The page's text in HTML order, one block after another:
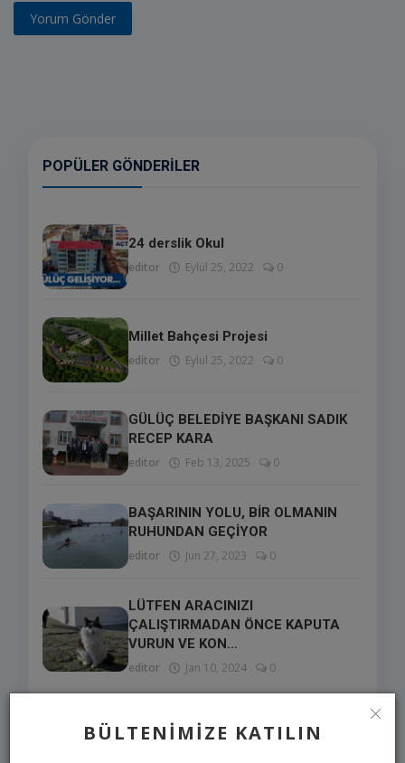
BÜLTENIMIZE KATILIN
Yorum Gönder
POPÜLER GÖNDERILER
24 derslik Okul
editor Eylül 25, 2022 0
Millet Bahçesi Projesi
editor Eylül 25, 2022 0
GÜLÜÇ BELEDİYE BAŞKANI SADIK
RECEP KARA
editor Feb 13, 2025 0
BAŞARININ YOLU, BİR OLMANIN
RUHUNDAN GEÇİYOR
editor Jun 27, 2023 0
LÜTFEN ARACINIZI
ÇALIŞTIRMADAN ÖNCE KAPUTA
VURUN VE KON...
editor Jan 10, 2024 0